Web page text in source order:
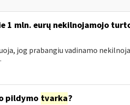
1 mln. eurų nekilnojamojo
jog prabangiu vadinamo
pildymo tvarka?